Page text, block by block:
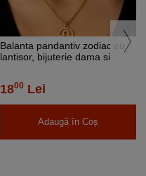
Balanta pandantiv zodiac cu
lantisor, bijuterie dama si
1800 Lei
Adaugă în Coș